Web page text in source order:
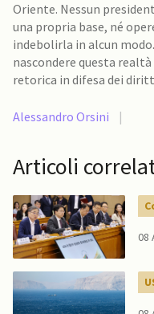
Oriente. Nessun
una propria base, né
indebolirla in alcun
nascondere questa
retorica in difesa dei
Alessandro Orsini |
Articoli
08